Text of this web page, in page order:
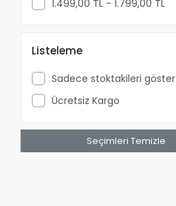
Makyaj Aynası
Duş Barları
Süzgeç ve Tapalar
Duşakabin Çekçekleri
Şampuanlıklar
1.499,00 TL - 1.799,00 TL
Listeleme
Sadece stoktakileri göster
Ücretsiz Kargo
Seçimleri Temizle